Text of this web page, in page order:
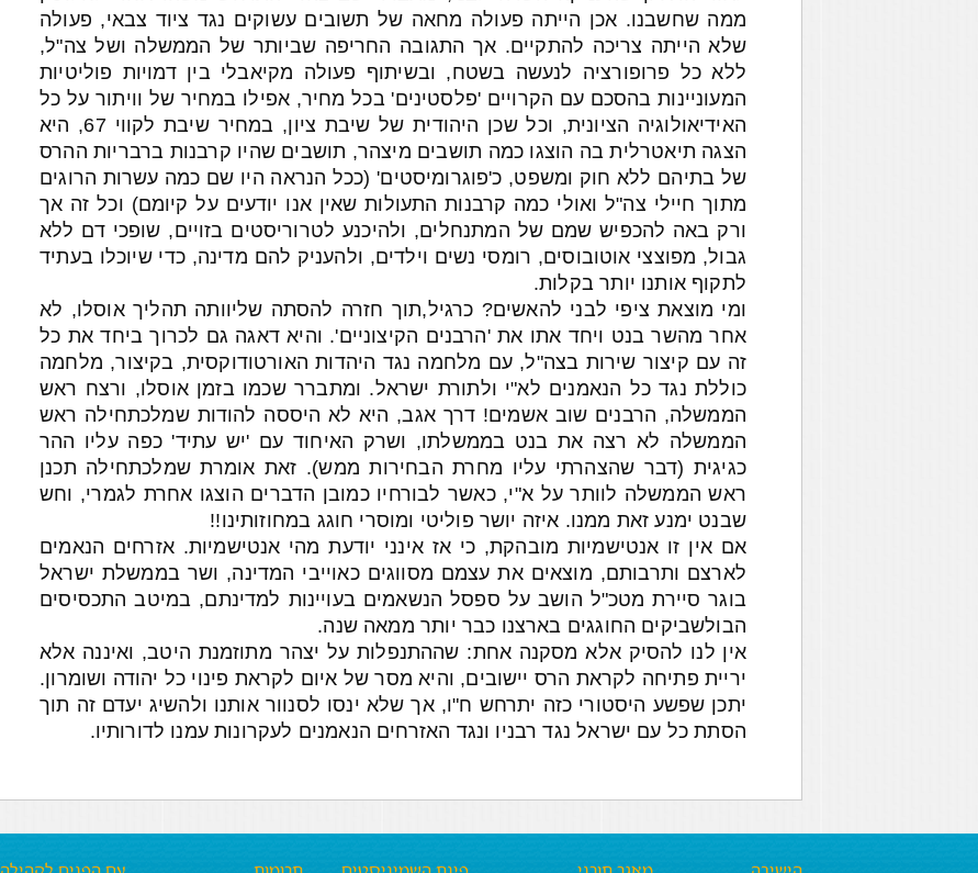
ממה שחשבנו. אכן הייתה פעולה מחאה של תשובים עשוקים נגד ציוד צבאי, פעולה
שלא הייתה צריכה להתקיים. אך התגובה החריפה שביותר של הממשלה ושל צה"ל,
ללא כל פרופורציה לנעשה בשטח, ובשיתוף פעולה מקיאבלי בין דמויות פוליטיות
המעוניינות בהסכם עם הקרויים 'פלסטינים' בכל מחיר, אפילו במחיר של וויתור על כל
האידיאולוגיה הציונית, וכל שכן היהודית של שיבת ציון, במחיר שיבת לקווי 67, היא
הצגה תיאטרלית בה הוצגו כמה תושבים מיצהר, תושבים שהיו קרבנות ברבריות ההרס
של בתיהם ללא חוק ומשפט, כ'פוגרומיסטים' (ככל הנראה היו שם כמה עשרות הרוגים
מתוך חיילי צה"ל ואולי כמה קרבנות התעולות שאין אנו יודעים על קיומם) וכל זה אך
ורק באה להכפיש שמם של המתנחלים, ולהיכנע לטרוריסטים בזויים, שופכי דם ללא
גבול, מפוצצי אוטובוסים, רומסי נשים וילדים, ולהעניק להם מדינה, כדי שיוכלו בעתיד
לתקוף אותנו יותר בקלות.
ומי מוצאת ציפי לבני להאשים? כרגיל,תוך חזרה להסתה שליוותה תהליך אוסלו, לא
אחר מהשר בנט ויחד אתו את 'הרבנים הקיצוניים'. והיא דאגה גם לכרוך ביחד את כל
זה עם קיצור שירות בצה"ל, עם מלחמה נגד היהדות האורטודוקסית, בקיצור, מלחמה
כוללת נגד כל הנאמנים לא"י ולתורת ישראל. ומתברר שכמו בזמן אוסלו, ורצח ראש
הממשלה, הרבנים שוב אשמים! דרך אגב, היא לא היססה להודות שמלכתחילה ראש
הממשלה לא רצה את בנט בממשלתו, ושרק האיחוד עם 'יש עתיד' כפה עליו ההר
כגיגית (דבר שהצהרתי עליו מחרת הבחירות ממש). זאת אומרת שמלכתחילה תכנן
ראש הממשלה לוותר על א"י, כאשר לבורחיו כמובן הדברים הוצגו אחרת לגמרי, וחש
שבנט ימנע זאת ממנו. איזה יושר פוליטי ומוסרי חוגג במחוזותינו!!
אם אין זו אנטישמיות מובהקת, כי אז אינני יודעת מהי אנטישמיות. אזרחים הנאמים
לארצם ותרבותם, מוצאים את עצמם מסווגים כאוייבי המדינה, ושר בממשלת ישראל
בוגר סיירת מטכ"ל הושב על ספסל הנשאמים בעויינות למדינתם, במיטב התכסיסים
הבולשביקים החוגגים בארצנו כבר יותר ממאה שנה.
אין לנו להסיק אלא מסקנה אחת: שההתנפלות על יצהר מתוזמנת היטב, ואיננה אלא
יריית פתיחה לקראת הרס יישובים, והיא מסר של איום לקראת פינוי כל יהודה ושומרון.
יתכן שפשע היסטורי כזה יתרחש ח"ו, אך שלא ינסו לסנוור אותנו ולהשיג יעדם זה תוך
הסתת כל עם ישראל נגד רבניו ונגד האזרחים הנאמנים לעקרונות עמנו לדורותיו.